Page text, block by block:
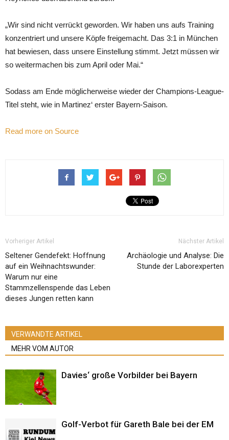
„Wir sind nicht verrückt geworden. Wir haben uns aufs Training
konzentriert und unsere Köpfe freigemacht. Das 3:1 in München
hat bewiesen, dass unsere Einstellung stimmt. Jetzt müssen wir
so weitermachen bis zum April oder Mai.“
Sodass am Ende möglicherweise wieder der Champions-League-
Titel steht, wie in Martinez‘ erster Bayern-Saison.
Read more on Source
Vorheriger Artikel
Seltener Gendefekt: Hoffnung
auf ein Weihnachtswunder:
Warum nur eine
Stammzellenspende das Leben
dieses Jungen retten kann
Nächster Artikel
Archäologie und Analyse: Die
Stunde der Laborexperten
VERWANDTE ARTIKEL
MEHR VOM AUTOR
Davies‘ große Vorbilder bei Bayern
Golf-Verbot für Gareth Bale bei der EM